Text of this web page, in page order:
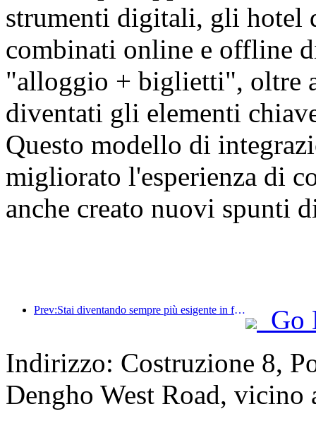
strumenti digitali, gli hotel
combinati online e offline
"alloggio + biglietti", oltre
diventati gli elementi
Questo modello di
migliorato l'esperienza di
anche creato nuovi spunti
Prev:Stai diventando sempre più esigente in fatto di hotel? I marchi di fascia media e alta stanno tutti 'raccogliendo' i dettagli
Go
Indirizzo: Costruzione 8,
Dengho West Road, vicino